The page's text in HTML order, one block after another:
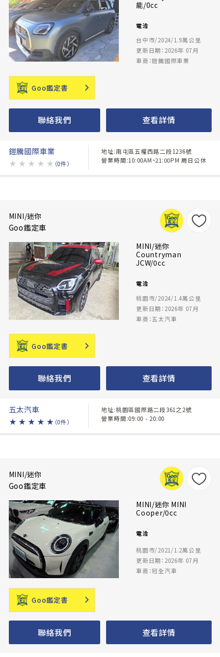
能/0cc
電洽
台中市/2024/1.9萬公里
更新日期：2026年 07月
車商：鎧騰國際車業
Goo鑑定書
聯絡我們 查看詳情
鎧騰國際車業
★ ★ ★ ★ ★ （0件）
地址:南屯區五權西路二段1236號
營業時間:10:00AM~21:00PM 周日公休
MINI/迷你
Goo鑑定車
MINI/迷你
Countryman
JCW/0cc
電洽
桃園市/2024/1.4萬公里
更新日期：2026年 07月
車商：五太汽車
Goo鑑定書
聯絡我們 查看詳情
五太汽車
★ ★ ★ ★ ★ （0件）
地址:桃園區國際路二段361之2號
營業時間:09:00 - 20:00
MINI/迷你
Goo鑑定車
MINI/迷你 MINI
Cooper/0cc
電洽
桃園市/2021/1.2萬公里
更新日期：2026年 07月
車商：冠全汽車
Goo鑑定書
聯絡我們 查看詳情